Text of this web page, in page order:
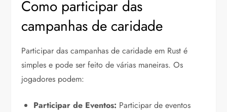
Como participar das
campanhas de caridade
Participar das campanhas de caridade em Rust é
simples e pode ser feito de várias maneiras. Os
jogadores podem:
Participar de Eventos: Participar de eventos